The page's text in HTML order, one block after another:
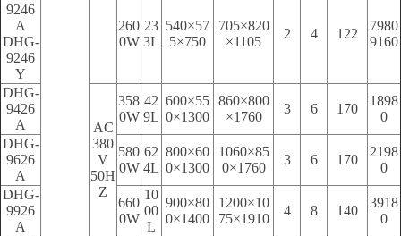
9246
A
DHG-
9246
Y
260
0W
23
3L
540×57
5×750
705×820
×1105
2 4 122
7980
9160
DHG-
9426
A
AC
380
V
50H
Z
358
0W
42
9L
600×55
0×1300
860×800
×1760
3 6 170
1898
0
DHG-
9626
A
580
0W
62
4L
800×60
0×1300
1060×85
0×1760
3 6 170
2198
0
DHG-
9926
A
660
0W
10
00
L
900×80
0×1400
1200×10
75×1910
4 8 140
3918
0